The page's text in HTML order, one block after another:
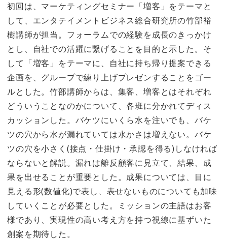
初回は、マーケティングセミナー「増客」をテーマと
して、エンタテイメントビジネス総合研究所の竹部裕
樹講師が担当。フォーラムでの経験を成長のきっかけ
とし、自社での活躍に繋げることを目的と示した。そ
して「増客」をテーマに、自社に持ち帰り提案できる
企画を、グループで練り上げプレゼンすることをゴー
ルとした。竹部講師からは、集客、増客とはそれぞれ
どういうことなのかについて、各班に分かれてディス
カッションした。バケツにいくら水を注いでも、バケ
ツの穴から水が漏れていては水かさは増えない。バケ
ツの穴を小さく(接点・仕掛け・承認を得る)しなければ
ならないと解説。漏れは離反顧客に見立て、結果、成
果を出せることが重要とした。成果については、目に
見える形(数値化)で表し、表せないものについても加味
していくことが必要とした。ミッションの主語はお客
様であり、実現性の高い考え方を持つ視線に基ずいた
創案を期待した。